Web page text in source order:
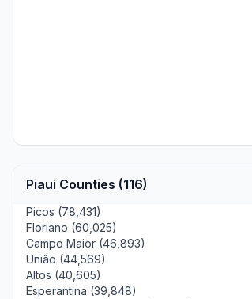
Piauí Counties (116)
Picos (78,431)
Floriano (60,025)
Campo Maior (46,893)
União (44,569)
Altos (40,605)
Esperantina (39,848)